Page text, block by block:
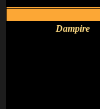
Dampire